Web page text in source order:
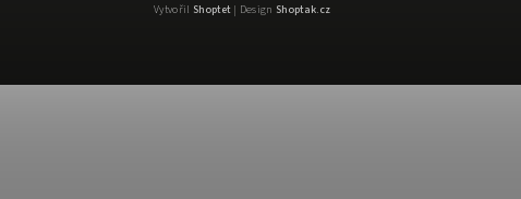
Vytvořil Shoptet| Design Shoptak.cz